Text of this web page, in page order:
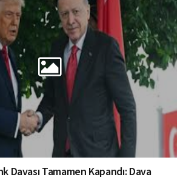
Davası Tamamen Kapandı: Dava